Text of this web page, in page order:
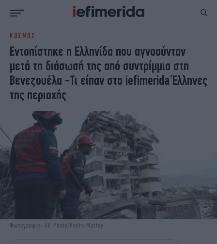
ΕΙΔΗΣΕΙΣ
NON PAPER
ΕΛΛΑΔΑ
ΟΙΚΟΝΟΜΙΑ
ΚΟΣΜΟΣ
ΠΟΛΙΤΙΣΜΟΣ
ΠΑΝΕΛΛΗΝΙΕΣ
ΖΩΗ
ΓΥΝΑΙΚΑ
STORIES
ΕΚΛΟΓΕΣ
TRAVEL
ΤΕΧΝΟΛΟΓΙΑ
ΥΓΕΙΑ
DESIGN
ΟΛΥΜΠΙΑΚΟΙ ΑΓΩΝΕΣ
EURO
GREEN
iAUTOKINITO
iOPINIONS
iGASTRONOMIE
iBOOKS
ΖΩΔΙΑ
ΚΟΣΜΟΣ
Εντοπίστηκε η Ελληνίδα που αγνοούνταν
μετά τη διάσωσή της από συντρίμμια στη
Βενεζουέλα -Τι είπαν στο iefimerida Έλληνες
της περιοχής
Φωτογραφία: AP Photo/Pedro Mattey